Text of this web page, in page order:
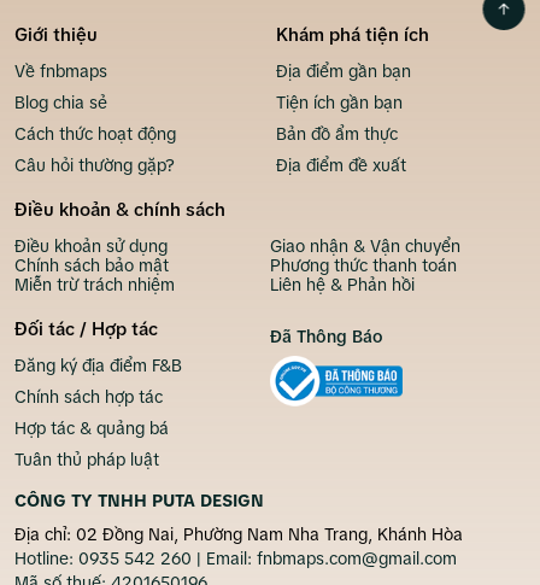
Giới thiệu
Về fnbmaps
Blog chia sẻ
Cách thức hoạt động
Câu hỏi thường gặp?
Khám phá tiện ích
Địa điểm gần bạn
Tiện ích gần bạn
Bản đồ ẩm thực
Địa điểm đề xuất
Điều khoản & chính sách
Điều khoản sử dụng
Chính sách bảo mật
Miễn trừ trách nhiệm
Giao nhận & Vận chuyển
Phương thức thanh toán
Liên hệ & Phản hồi
Đối tác / Hợp tác
Đăng ký địa điểm F&B
Chính sách hợp tác
Hợp tác & quảng bá
Tuân thủ pháp luật
CÔNG TY TNHH PUTA DESIGN
Địa chỉ: 02 Đồng Nai, Phường Nam Nha Trang, Khánh Hòa
Hotline: 0935 542 260 | Email: fnbmaps.com@gmail.com
Đã Thông Báo